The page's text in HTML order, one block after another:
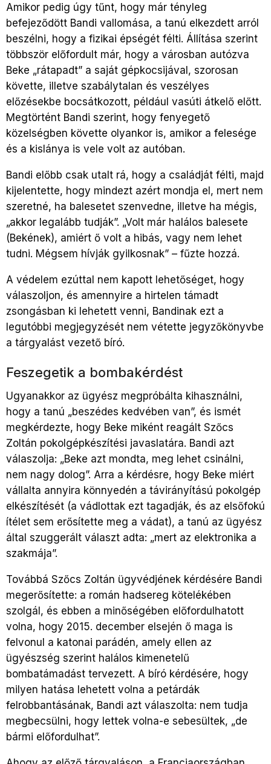
Amikor pedig úgy tűnt, hogy már tényleg
befejeződött Bandi vallomása, a tanú elkezdett arról
beszélni, hogy a fizikai épségét félti. Állítása szerint
többször előfordult már, hogy a városban autózva
Beke „rátapadt” a saját gépkocsijával, szorosan
követte, illetve szabálytalan és veszélyes
előzésekbe bocsátkozott, például vasúti átkelő előtt.
Megtörtént Bandi szerint, hogy fenyegető
közelségben követte olyankor is, amikor a felesége
és a kislánya is vele volt az autóban.
Bandi előbb csak utalt rá, hogy a családját félti, majd
kijelentette, hogy mindezt azért mondja el, mert nem
szeretné, ha balesetet szenvedne, illetve ha mégis,
„akkor legalább tudják”. „Volt már halálos balesete
(Bekének), amiért ő volt a hibás, vagy nem lehet
tudni. Mégsem hívják gyilkosnak” – fűzte hozzá.
A védelem ezúttal nem kapott lehetőséget, hogy
válaszoljon, és amennyire a hirtelen támadt
zsongásban ki lehetett venni, Bandinak ezt a
legutóbbi megjegyzését nem vétette jegyzőkönyvbe
a tárgyalást vezető bíró.
Feszegetik a bombakérdést
Ugyanakkor az ügyész megpróbálta kihasználni,
hogy a tanú „beszédes kedvében van”, és ismét
megkérdezte, hogy Beke miként reagált Szőcs
Zoltán pokolgépkészítési javaslatára. Bandi azt
válaszolja: „Beke azt mondta, meg lehet csinálni,
nem nagy dolog”. Arra a kérdésre, hogy Beke miért
vállalta annyira könnyedén a távirányítású pokolgép
elkészítését (a vádlottak ezt tagadják, és az elsőfokú
ítélet sem erősítette meg a vádat), a tanú az ügyész
által szuggerált választ adta: „mert az elektronika a
szakmája”.
Továbbá Szőcs Zoltán ügyvédjének kérdésére Bandi
megerősítette: a román hadsereg kötelékében
szolgál, és ebben a minőségében előfordulhatott
volna, hogy 2015. december elsején ő maga is
felvonul a katonai parádén, amely ellen az
ügyészség szerint halálos kimenetelű
bombatámadást tervezett. A bíró kérdésére, hogy
milyen hatása lehetett volna a petárdák
felrobbantásának, Bandi azt válaszolta: nem tudja
megbecsülni, hogy lettek volna-e sebesültek, „de
bármi előfordulhat”.